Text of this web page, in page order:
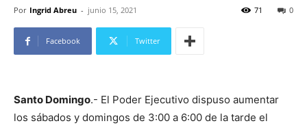
Por Ingrid Abreu - junio 15, 2021 0
71
Facebook Twitter
Santo Domingo.- El Poder Ejecutivo dispuso aumentar
los sábados y domingos de 3:00 a 6:00 de la tarde el